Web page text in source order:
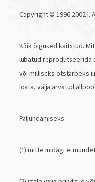
Copyright © 1996-2002 I.
Kõik õigused kaitstud.
lubatud reprodutseerida
või milliseks otstarbeks
loata, välja arvatud
Paljundamiseks:
(1) mitte midagi ei